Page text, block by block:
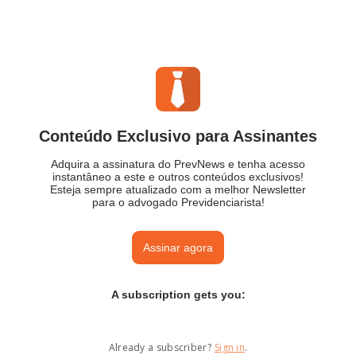
Conteúdo Exclusivo para Assinantes
Adquira a assinatura do PrevNews e tenha acesso
instantâneo a este e outros conteúdos exclusivos!
Esteja sempre atualizado com a melhor Newsletter
para o advogado Previdenciarista!
Assinar agora
A subscription gets you:
Already a subscriber? Sign in.